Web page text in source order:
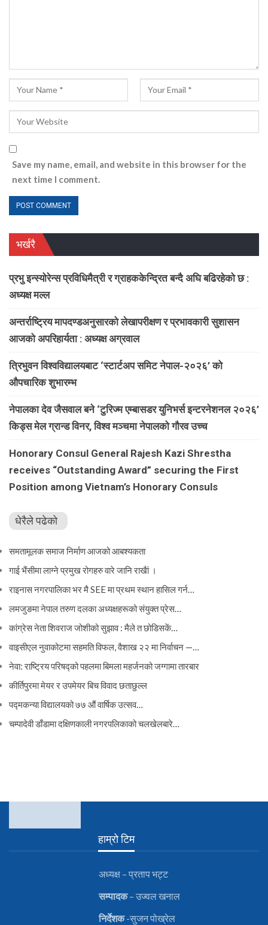
Save my name, email, and website in this browser for the
next time I comment.
भर्खरै
प्रभु इन्स्योरेन्स प्रविधिमैत्री र ग्राहककेन्द्रित बन्दै अघि बढिरहेको छ :
अध्यक्ष मल्ल
अन्तर्राष्ट्रिय मापदण्डअनुसारको लेखापरीक्षण र प्रभावकारी सुशासन
आजको अपरिहार्यता : अध्यक्ष अग्रवाल
त्रिभुवन विश्वविद्यालयबाट ‘स्टार्टअप समिट नेपाल-२०२६’ को
औपचारिक शुभारम्भ
नेपालका देव जैसवाल बने ‘टुरिज्म एम्बासडर युनिभर्स इन्टरनेशनल २०२६’
किड्स मेल ग्रान्ड विनर, विश्व मञ्चमा नेपालको गौरव उच्च
Honorary Consul General Rajesh Kazi Shrestha
receives “Outstanding Award” securing the First
Position among Vietnam’s Honorary Consuls
धेरैले पढेको
समतामूलक समाज निर्माण आजको आबश्यकता
गाई भैंसीमा लाग्ने प्रमुख रोगहरु वारे जानि राखैां ।
राइनास नगरपालिका भर मै SEE मा प्रथम स्थान हासिल गर्न…
लमजुङमा नेपाल तरुण दलका अध्यक्षहरूको संयुक्त प्रेस…
कांग्रेस नेता शिवराज जोशीको सुझाव : मैले त छोडिसकें…
वाइसीएल नुवाकोटमा सहमति विफल, वैशाख २२ मा निर्वाचन —…
नेवा: राष्ट्रिय परिषद्को पहलमा बिमला महर्जनको जग्गामा तारबार
कीर्तिपुरमा मेयर र उपमेयर बिच विवाद छताछुल्ल
पद्मकन्या विद्यालयको ७७ औं ‌‌वार्षिक ‌उत्सव…
चम्पादेवी डाँडामा दक्षिणकाली नगरपलिकाको चलखेलबारे…
हाम्रो टिम
अध्यक्ष – प्रताप भट्ट
सम्पादक– उज्वल खनाल
निर्देशक-सुजन पोख्रेल